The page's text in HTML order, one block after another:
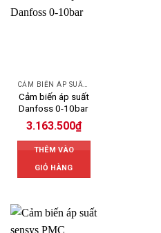
Cảm biến áp suất
Danfoss 0-10bar
3.163.500₫
THÊM VÀO
GIỎ HÀNG